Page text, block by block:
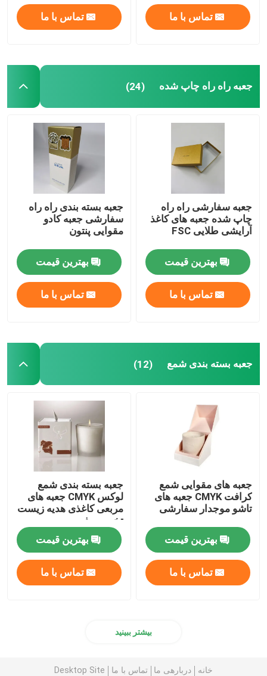
تماس با ما تماس با ما
جعبه راه راه چاپ شده (24)
جعبه سفارشی راه راه
چاپ شده جعبه های کاغذ
آرایشی طلایی FSC
بهترین قیمت
تماس با ما
جعبه بسته بندی راه راه
سفارشی جعبه کادو
مقوایی پنتون
بهترین قیمت
تماس با ما
جعبه بسته بندی شمع (12)
جعبه های مقوایی شمع
کرافت CMYK جعبه های
تاشو موجدار سفارشی
بهترین قیمت
تماس با ما
جعبه بسته بندی شمع
لوکس CMYK جعبه های
مربعی کاغذی هدیه زیست
تخریب پذیر
بهترین قیمت
تماس با ما
بیشتر ببینید
خانه دربارهی ما تماس با ما Desktop Site